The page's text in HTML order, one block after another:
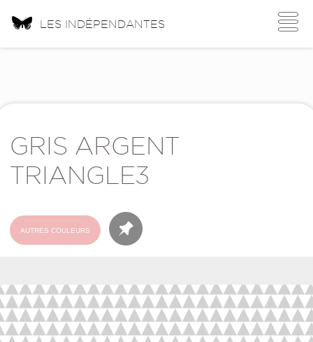
Toggle
LES INDÉPENDANTES
GRIS ARGENT
TRIANGLE3
AUTRES COULEURS